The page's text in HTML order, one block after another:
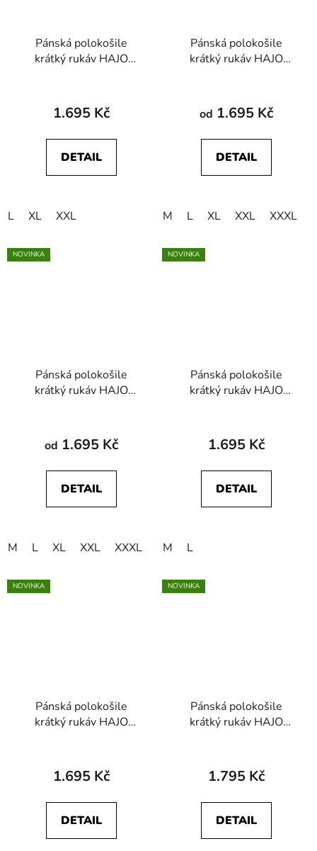
Pánská polokošile
krátký rukáv HAJO
1.695 Kč
DETAIL
L XL XXL
Pánská polokošile
krátký rukáv HAJO
od 1.695 Kč
DETAIL
M L XL XXL XXXL
NOVINKA
Pánská polokošile
krátký rukáv HAJO
od 1.695 Kč
DETAIL
M L XL XXL XXXL
NOVINKA
Pánská polokošile
krátký rukáv HAJO
1.695 Kč
DETAIL
M L
NOVINKA
Pánská polokošile
krátký rukáv HAJO
1.695 Kč
DETAIL
NOVINKA
Pánská polokošile
krátký rukáv HAJO
1.795 Kč
DETAIL